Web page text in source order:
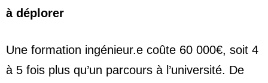
à déplorer
Une formation ingénieur.e coûte 60 000€, soit 4
à 5 fois plus qu’un parcours à l’université. De